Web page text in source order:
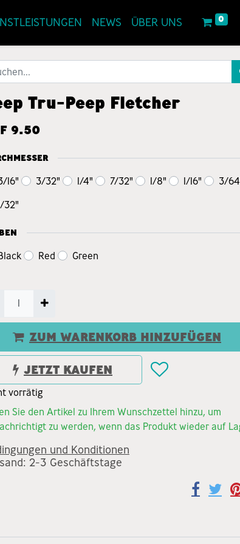
NEWS ÜBER UNS 0
Tru-Peep Fletcher
9.50
16" 3/32" 1/4" 7/32" 1/8" 1/16" 3/
32"
Red Green
ZUM WARENKORB HINZUFÜGEN
JETZT KAUFEN
vorrätig
Sie den Artikel zu Ihrem Wunschzettel hinzu, um
zu werden, wenn das Produkt wieder auf
und Konditionen
2-3 Geschäftstage